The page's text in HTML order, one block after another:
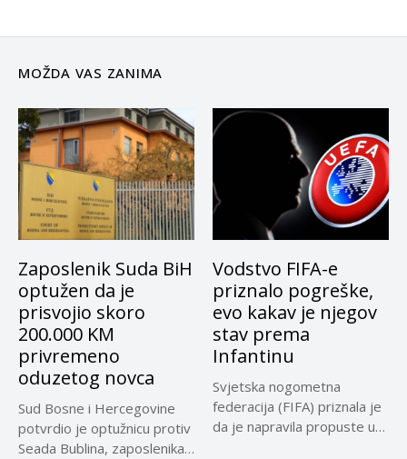
MOŽDA VAS ZANIMA
Zaposlenik Suda BiH
optužen da je
prisvojio skoro
200.000 KM
privremeno
oduzetog novca
Sud Bosne i Hercegovine
potvrdio je optužnicu protiv
Seada Bublina, zaposlenika
Vodstvo FIFA-e
priznalo pogreške,
evo kakav je njegov
stav prema
Infantinu
Svjetska nogometna
federacija (FIFA) priznala je
da je napravila propuste u